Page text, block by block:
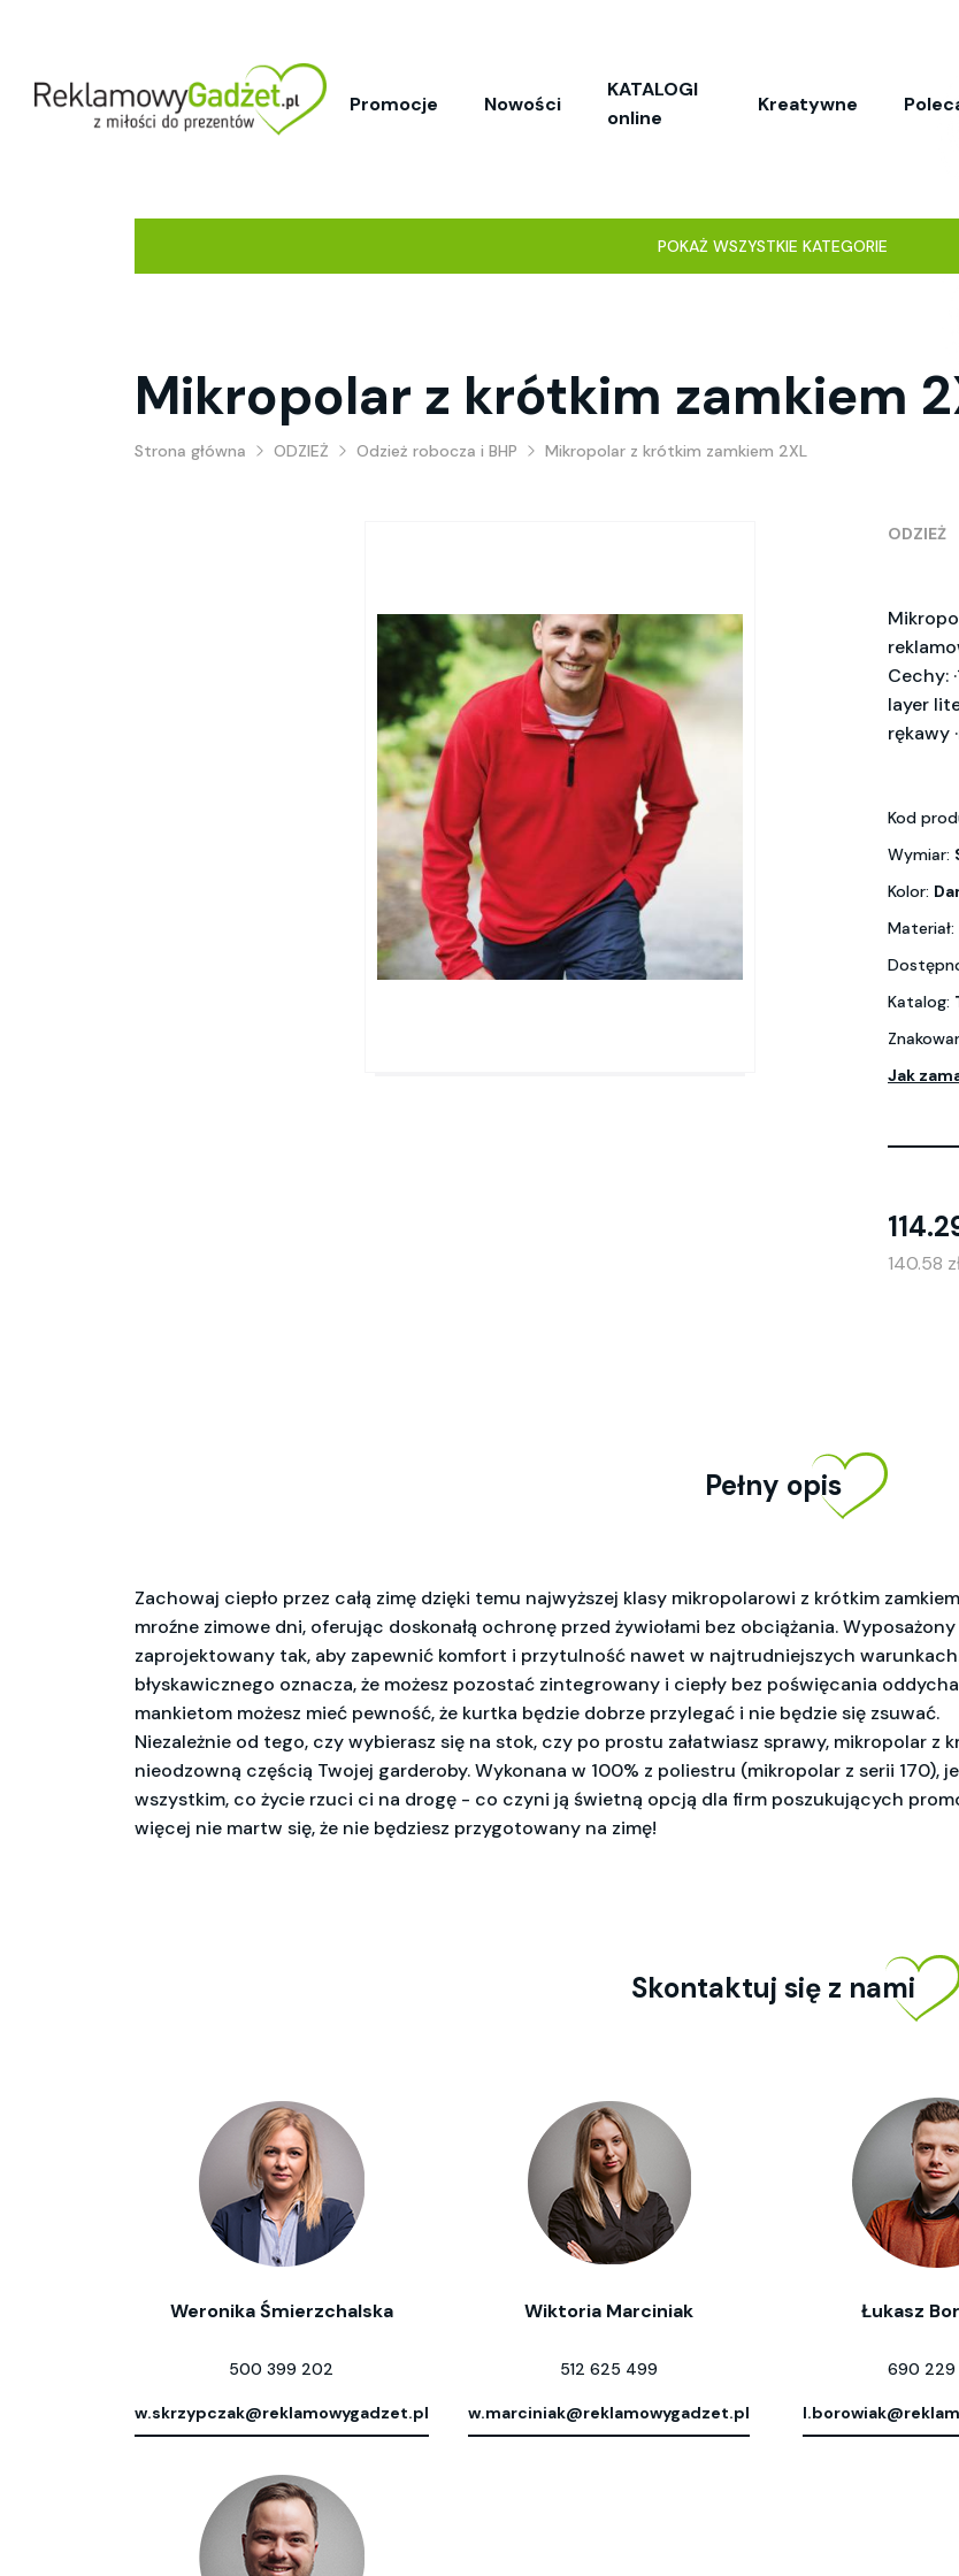
Promocje Nowości
KATALOGI
online
Kreatywne
POKAŻ WSZYSTKIE KATEGORIE
Mikropolar z krótkim zamkiem
Strona główna ODZIEŻ Odzież robocza i BHP Mikropolar z krótkim zamkiem 2XL
ODZIEŻ
Cechy:
layer
rękawy
Kod
Wymiar:
Kolor:
Materiał:
Katalog:
Jak
140.58
Pełny opis
Zachowaj ciepło przez całą zimę dzięki temu najwyższej klasy mikropolarowi z krótkim
mroźne zimowe dni, oferując doskonałą ochronę przed żywiołami bez obciążania.
zaprojektowany tak, aby zapewnić komfort i przytulność nawet w najtrudniejszych
błyskawicznego oznacza, że możesz pozostać zintegrowany i ciepły bez poświęcania
mankietom możesz mieć pewność, że kurtka będzie dobrze przylegać i nie będzie się zsuwać.
Niezależnie od tego, czy wybierasz się na stok, czy po prostu załatwiasz sprawy, mikropolar z
nieodzowną częścią Twojej garderoby. Wykonana w 100% z poliestru (mikropolar z serii 170),
wszystkim, co życie rzuci ci na drogę - co czyni ją świetną opcją dla firm poszukujących
więcej nie martw się, że nie będziesz przygotowany na zimę!
Skontaktuj się z nami
Weronika Śmierzchalska
500 399 202
w.skrzypczak@reklamowygadzet.pl
Wiktoria Marciniak
512 625 499
w.marciniak@reklamowygadzet.pl
Łukasz
690 229